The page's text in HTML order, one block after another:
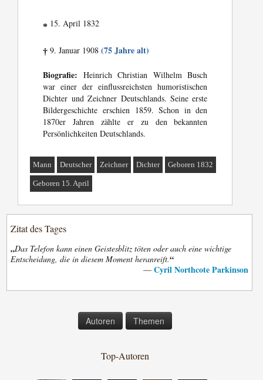
* 15. April 1832
† 9. Januar 1908(75 Jahre alt)
Biografie: Heinrich Christian Wilhelm Busch
war einer der einflussreichsten humoristischen
Dichter und Zeichner Deutschlands. Seine erste
Bildergeschichte erschien 1859. Schon in den
1870er Jahren zählte er zu den bekannten
Persönlichkeiten Deutschlands.
Mann Deutscher Zeichner Dichter Geboren 1832
Geboren 15. April
Zitat des Tages
„Das Telefon kann einen Geistesblitz töten oder auch eine wichtige
Entscheidung, die in diesem Moment heranreift.“
— Cyril Northcote Parkinson
Autoren Themen
Top-Autoren